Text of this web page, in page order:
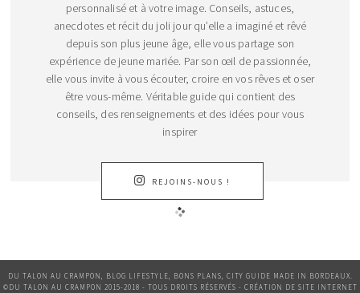
personnalisé et à votre image. Conseils, astuces,
anecdotes et récit du joli jour qu’elle a imaginé et rêvé
depuis son plus jeune âge, elle vous partage son
expérience de jeune mariée. Par son œil de passionnée,
elle vous invite à vous écouter, croire en vos rêves et oser
être vous-même. Véritable guide qui contient des
conseils, des renseignements et des idées pour vous
inspirer
REJOINS-NOUS !
DU TALON AU CRAMPON, BLOG LIFESTYLE, BONS PLANS, CITY GUIDE MADE IN BORDEAUX.
©DU TALON AU CRAMPON 2015-2018 - TOUS DROITS RÉSERVÉS - CRÉATION DE SITE INTERNET